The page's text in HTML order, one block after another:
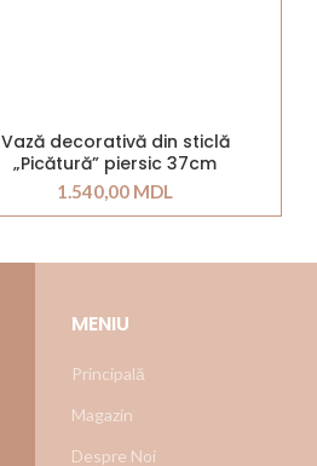
Vază decorativă din sticlă
„Picătură” piersic 37cm
1.540,00 MDL
MENIU
Principală
Magazin
Despre Noi